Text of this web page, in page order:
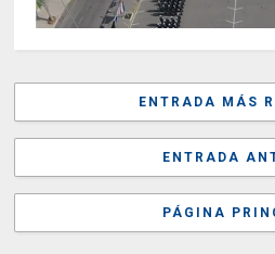
ENTRADA MÁS
ENTRADA
PÁGINA